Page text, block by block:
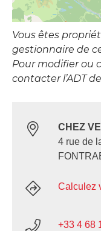
Vous êtes
gestionnaire de
Pour modifier ou
contacter l’ADT
CHEZ
4 rue de
Calculez
+33 4 68